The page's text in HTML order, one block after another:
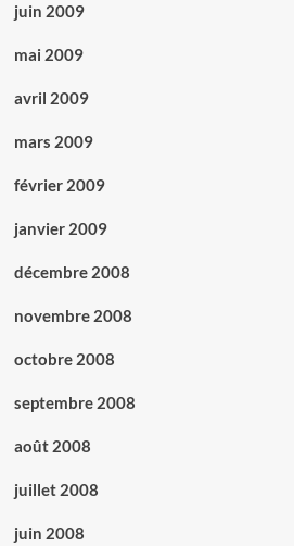
juin 2009
mai 2009
avril 2009
mars 2009
février 2009
janvier 2009
décembre 2008
novembre 2008
octobre 2008
septembre 2008
août 2008
juillet 2008
juin 2008